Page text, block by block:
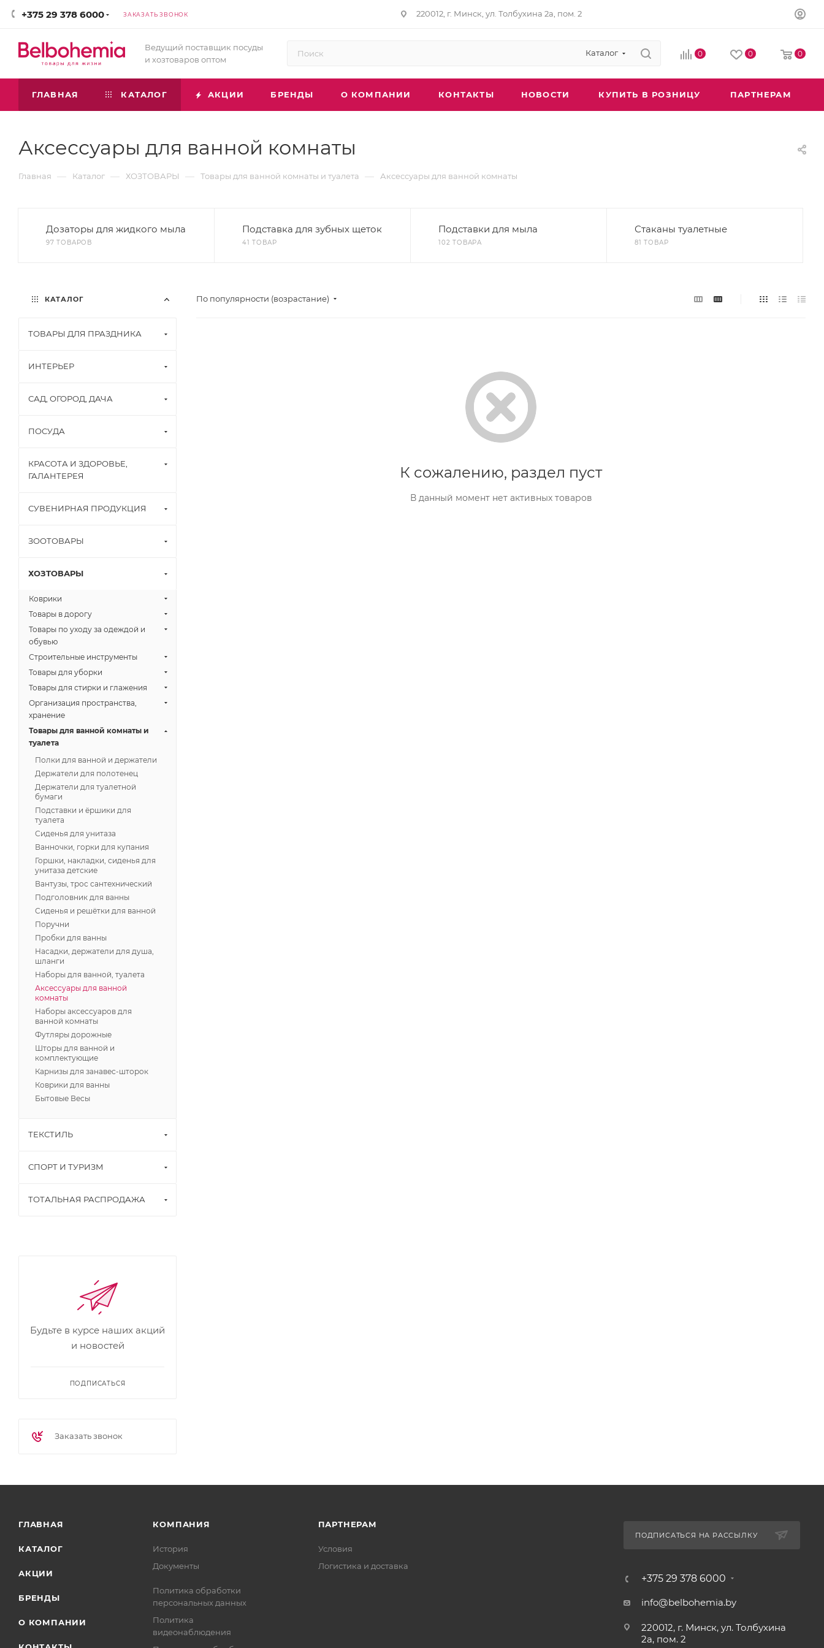
+375 29 378 6000 ЗАКАЗАТЬ ЗВОНОК 220012, г. Минск, ул. Толбухина 2а, пом. 2
Ведущий поставщик посуды
и хозтоваров оптом
Каталог 0 0 0
ГЛАВНАЯ КАТАЛОГ АКЦИИ БРЕНДЫ О КОМПАНИИ КОНТАКТЫ НОВОСТИ КУПИТЬ В РОЗНИЦУ ПАРТНЕРАМ
Аксессуары для ванной комнаты
Главная — Каталог — ХОЗТОВАРЫ — Товары для ванной комнаты и туалета — Аксессуары для ванной комнаты
Дозаторы для жидкого мыла
97 ТОВАРОВ
Подставка для зубных щеток
41 ТОВАР
Подставки для мыла
102 ТОВАРА
Стаканы туалетные
81 ТОВАР
По популярности (возрастание)
К сожалению, раздел пуст
В данный момент нет активных товаров
КАТАЛОГ
ТОВАРЫ ДЛЯ ПРАЗДНИКА
ИНТЕРЬЕР
САД, ОГОРОД, ДАЧА
ПОСУДА
КРАСОТА И ЗДОРОВЬЕ,
ГАЛАНТЕРЕЯ
СУВЕНИРНАЯ ПРОДУКЦИЯ
ЗООТОВАРЫ
ХОЗТОВАРЫ
Коврики
Товары в дорогу
Товары по уходу за одеждой и
обувью
Строительные инструменты
Товары для уборки
Товары для стирки и глажения
Организация пространства,
хранение
Товары для ванной комнаты и
туалета
Полки для ванной и держатели
Держатели для полотенец
Держатели для туалетной
бумаги
Подставки и ёршики для
туалета
Сиденья для унитаза
Ванночки, горки для купания
Горшки, накладки, сиденья для
унитаза детские
Вантузы, трос сантехнический
Подголовник для ванны
Сиденья и решётки для ванной
Поручни
Пробки для ванны
Насадки, держатели для душа,
шланги
Наборы для ванной, туалета
Аксессуары для ванной
комнаты
Наборы аксессуаров для
ванной комнаты
Футляры дорожные
Шторы для ванной и
комплектующие
Карнизы для занавес-шторок
Коврики для ванны
Бытовые Весы
ТЕКСТИЛЬ
СПОРТ И ТУРИЗМ
ТОТАЛЬНАЯ РАСПРОДАЖА
Будьте в курсе наших акций
и новостей
ПОДПИСАТЬСЯ
Заказать звонок
ГЛАВНАЯ
КАТАЛОГ
АКЦИИ
БРЕНДЫ
О КОМПАНИИ
КОМПАНИЯ
История
Документы
Политика обработки
персональных данных
Политика
видеонаблюдения
ПАРТНЕРАМ
Условия
Логистика и доставка
ПОДПИСАТЬСЯ НА РАССЫЛКУ
+375 29 378 6000
info@belbohemia.by
220012, г. Минск, ул. Толбухина
2а, пом. 2